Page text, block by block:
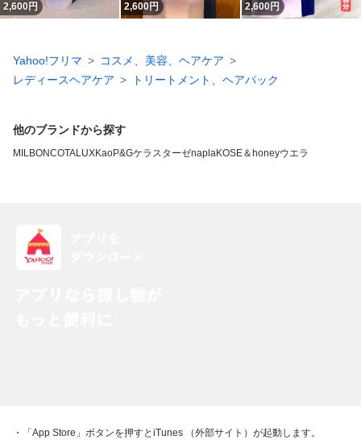
2,600円 2,600円 2,600円
Yahoo!フリマ
コスメ、美容、ヘアケア
レディースヘアケア
トリートメント、ヘアパック
他のブランドから探す
MILBONCOTALUXKaoP&GケラスターゼnaplaKOSE＆honeyウエラ
・「App Store」ボタンを押すとiTunes （外部サイト）が起動します。